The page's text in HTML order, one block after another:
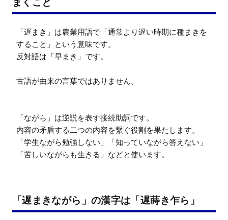
「遅まき」は農業用語で「通常より遅い時期に種まきを
すること」という意味です。
反対語は「早まき」です。
古語が由来の言葉ではありません。
「ながら」は逆説を表す接続助詞です。
内容の矛盾する二つの内容を繋ぐ役割を果たします。
「学生ながら勉強しない」「知っていながら答えない」
「苦しいながらも生きる」などと使います。
「遅まきながら」の漢字は「遅蒔き乍ら」